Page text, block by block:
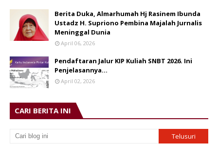
Berita Duka, Almarhumah Hj Rasinem Ibunda
Ustadz H. Supriono Pembina Majalah Jurnalis
Meninggal Dunia
April 06, 2026
Pendaftaran Jalur KIP Kuliah SNBT 2026. Ini
Penjelasannya…
April 02, 2026
CARI BERITA INI